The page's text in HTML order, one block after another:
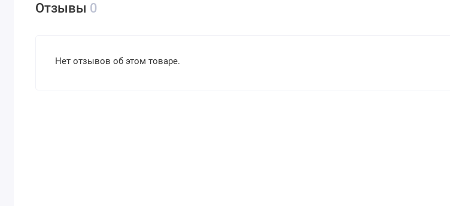
Отзывы 0
Нет отзывов об этом товаре.